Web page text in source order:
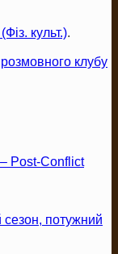
культ.).
клубу
Post-Conflict
сезон, потужний